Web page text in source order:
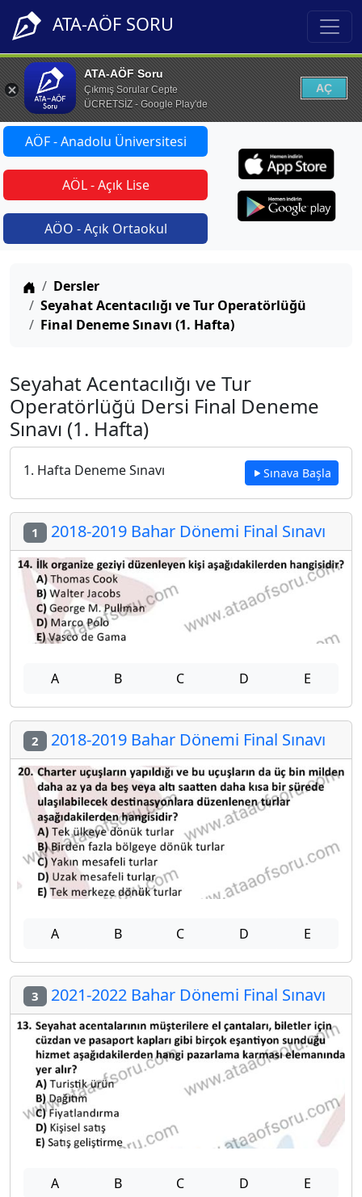
ATA-AÖF SORU
ATA-AÖF Soru
Çıkmış Sorular Cepte
ÜCRETSİZ - Google Play'de
AÇ
AÖF - Anadolu Üniversitesi
AÖL - Açık Lise
AÖO - Açık Ortaokul
Anasayfa
Dersler
Seyahat Acentacılığı ve Tur Operatörlüğü
Final Deneme Sınavı (1. Hafta)
Seyahat Acentacılığı ve Tur
Operatörlüğü Dersi Final Deneme
Sınavı (1. Hafta)
1. Hafta Deneme Sınavı Sınava Başla
1 2018-2019 Bahar Dönemi Final Sınavı
A B C D E
2 2018-2019 Bahar Dönemi Final Sınavı
A B C D E
3 2021-2022 Bahar Dönemi Final Sınavı
A B C D E